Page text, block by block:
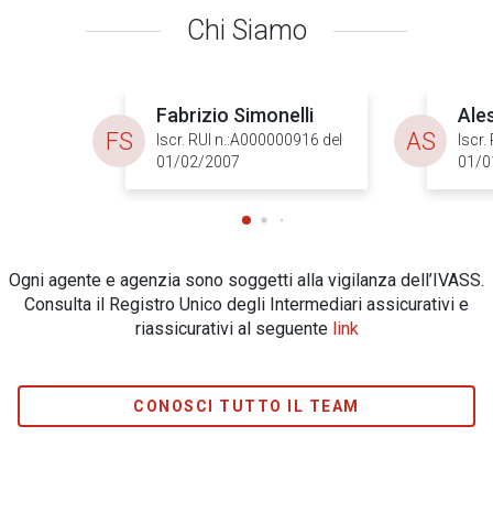
Chi Siamo
Fabrizio Simonelli
Iscr. RUI n.:A000000916 del
01/02/2007
FS
Iscr.
01/
AS
Ogni agente e agenzia sono soggetti alla vigilanza dell’IVASS.
Consulta il Registro Unico degli Intermediari assicurativi e
riassicurativi al seguente link
CONOSCI TUTTO IL TEAM